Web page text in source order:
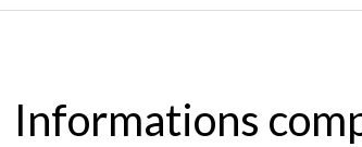
Informations